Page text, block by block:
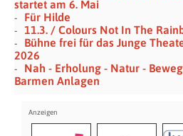
startet am 6. Mai
Für Hilde
11.3. / Colours Not In The
Bühne frei für das Junge
2026
Nah - Erholung - Natur -
Barmen Anlagen